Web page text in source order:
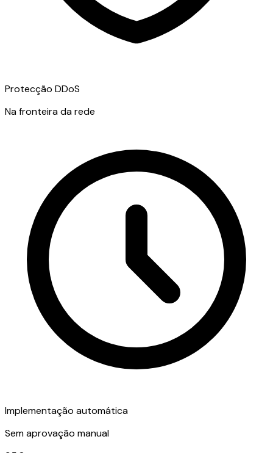
Protecção DDoS
Na fronteira da rede
Implementação automática
Sem aprovação manual